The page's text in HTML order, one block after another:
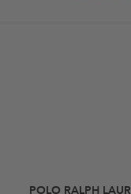
POLO RALPH